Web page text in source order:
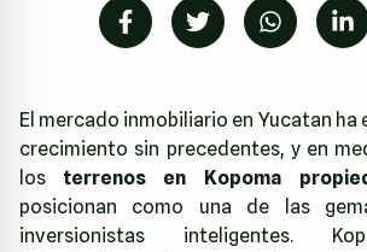
El mercado inmobiliario en Yucatan ha
crecimiento sin precedentes, y en
los terrenos en Kopoma
posicionan como una de las
inversionistas inteligentes.